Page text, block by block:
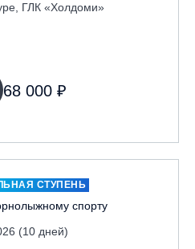
ГЛК «Холдоми»
68 000 ₽
СТУПЕНЬ
спорту
(10 дней)